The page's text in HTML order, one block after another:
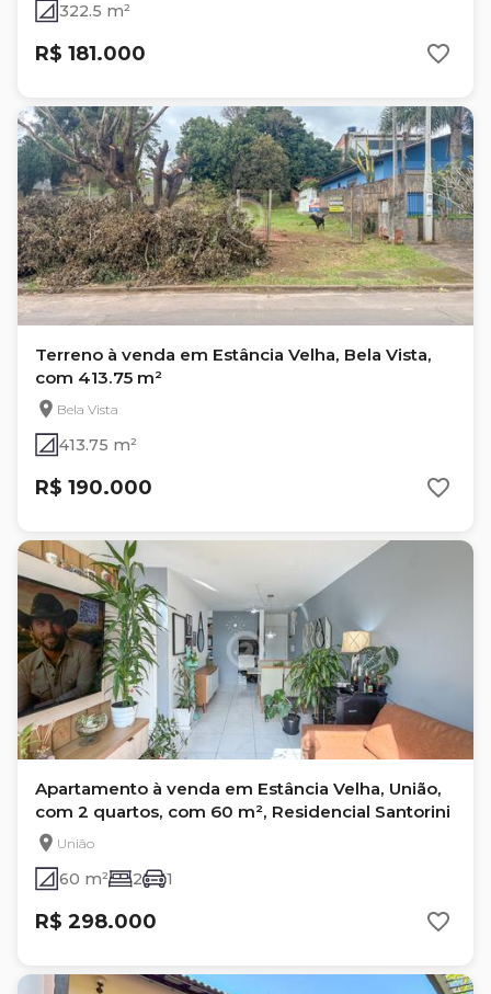
322.5 m²
R$ 181.000
Terreno à venda em Estância Velha, Bela Vista,
com 413.75 m²
Bela Vista
413.75 m²
R$ 190.000
Apartamento à venda em Estância Velha, União,
com 2 quartos, com 60 m², Residencial Santorini
União
60 m² 2 1
R$ 298.000